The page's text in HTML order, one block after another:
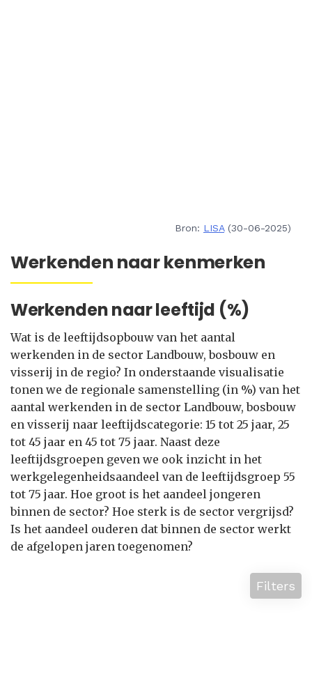
Bron: LISA(30-06-2025)
Werkenden naar kenmerken
Werkenden naar leeftijd (%)
Wat is de leeftijdsopbouw van het aantal
werkenden in de sector Landbouw, bosbouw en
visserij in de regio? In onderstaande visualisatie
tonen we de regionale samenstelling (in %) van het
aantal werkenden in de sector Landbouw, bosbouw
en visserij naar leeftijdscategorie: 15 tot 25 jaar, 25
tot 45 jaar en 45 tot 75 jaar. Naast deze
leeftijdsgroepen geven we ook inzicht in het
werkgelegenheidsaandeel van de leeftijdsgroep 55
tot 75 jaar. Hoe groot is het aandeel jongeren
binnen de sector? Hoe sterk is de sector vergrijsd?
Is het aandeel ouderen dat binnen de sector werkt
de afgelopen jaren toegenomen?
Filters